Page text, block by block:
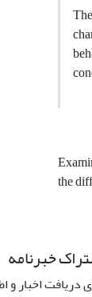
the
خبرنامه
دریافت اخبار و